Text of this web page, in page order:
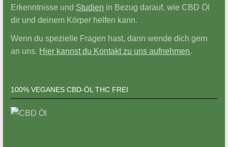
Erkenntnisse und Studien in Bezug darauf, wie CBD Öl
dir und deinem Körper helfen kann.
Wenn du spezielle Fragen hast, dann wende dich gern
an uns. Hier kannst du Kontakt zu uns aufnehmen.
100% VEGANES CBD-ÖL THC FREI